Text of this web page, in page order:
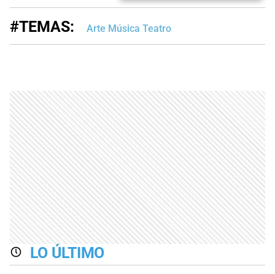
#TEMAS: Arte Música Teatro
LO ÚLTIMO